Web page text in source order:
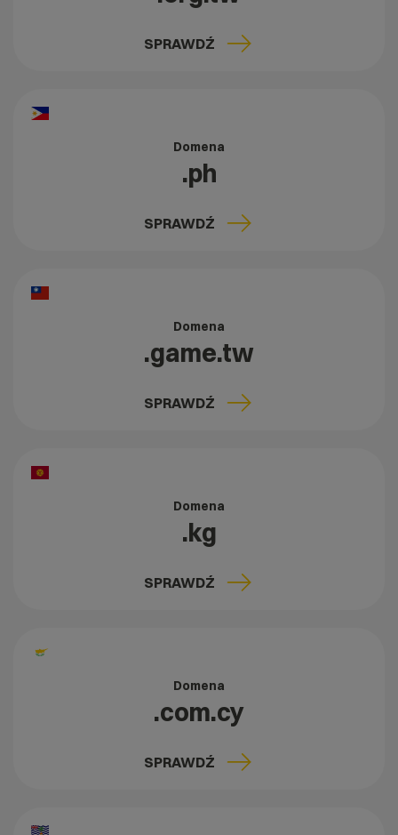
SPRAWDŹ
Domena
.ph
SPRAWDŹ
Domena
.game.tw
SPRAWDŹ
Domena
.kg
SPRAWDŹ
Domena
.com.cy
SPRAWDŹ